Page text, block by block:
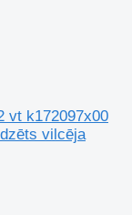
vt k172097x00
vilcēja